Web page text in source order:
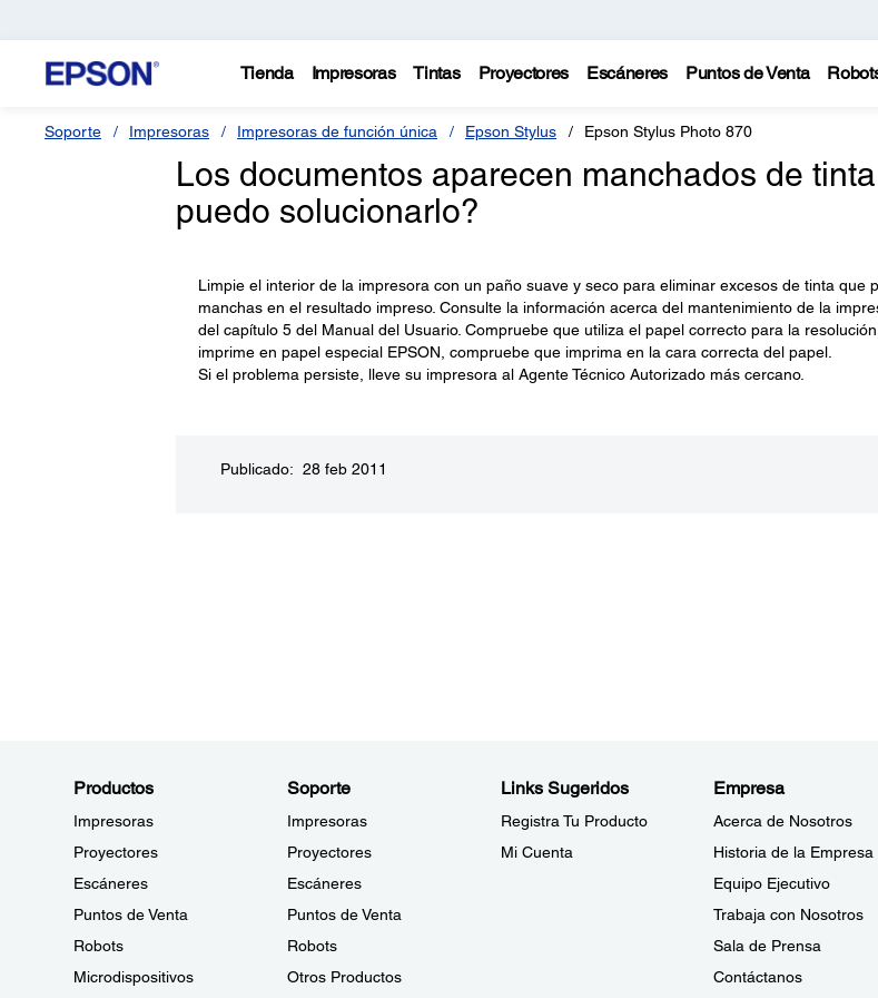
Tienda Impresoras Tintas Proyectores Escáneres Puntos de Venta
Soporte Impresoras Impresoras de función única Epson Stylus Epson Stylus Photo 870
Los documentos aparecen manchados de
puedo solucionarlo?
Limpie el interior de la impresora con un paño suave y seco para eliminar excesos de tinta que
manchas en el resultado impreso. Consulte la información acerca del mantenimiento de la
del capítulo 5 del Manual del Usuario. Compruebe que utiliza el papel correcto para la
imprime en papel especial EPSON, compruebe que imprima en la cara correcta del papel.
Si el problema persiste, lleve su impresora al Agente Técnico Autorizado más cercano.
Publicado: 28 feb 2011
Productos
Impresoras
Proyectores
Escáneres
Puntos de Venta
Robots
Microdispositivos
Soporte
Impresoras
Proyectores
Escáneres
Puntos de Venta
Robots
Otros Productos
Links Sugeridos
Registra Tu Producto
Mi Cuenta
Empresa
Acerca de Nosotros
Historia de la Empresa
Equipo Ejecutivo
Trabaja con Nosotros
Sala de Prensa
Contáctanos